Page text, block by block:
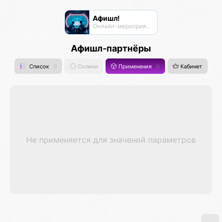
Афишл!
Онлайн-мероприятия Афиста Лаб
Афишл-партнёры
Список 0 Солики Применения 0 Кабинет
Не применяется для значений параметров